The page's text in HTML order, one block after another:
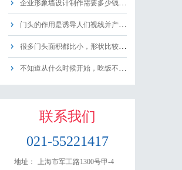
企业形象墙设计制作需要多少钱？企业形象墙......
门头的作用是诱导人们视线并产生兴趣，激发......
很多门头面积都比小，形状比较单一，就是个......
不知道从什么时候开始，吃饭不再单纯地只是......
联系我们
021-55221417
地址：
上海市军工路1300号甲-4